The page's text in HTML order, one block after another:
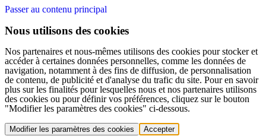
Passer au contenu principal
Nous utilisons des cookies
Nos partenaires et nous-mêmes utilisons des cookies pour stocker et
accéder à certaines données personnelles, comme les données de
navigation, notamment à des fins de diffusion, de personnalisation
de contenu, de publicité et d'analyse du trafic du site. Pour en savoir
plus sur les finalités pour lesquelles nous et nos partenaires utilisons
des cookies ou pour définir vos préférences, cliquez sur le bouton
"Modifier les paramètres des cookies" ci-dessous.
Modifier les paramètres des cookies Accepter